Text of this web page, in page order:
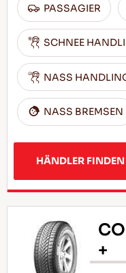
PASSAGIER
SCHNEE
NASS
NASS BREMSEN
HÄNDLER FINDEN
+